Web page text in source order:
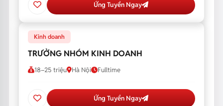
Ứng Tuyển Ngay
Kinh doanh
TRƯỞNG NHÓM KINH DOANH
18–25 triệu Hà Nội Fulltime
Ứng Tuyển Ngay